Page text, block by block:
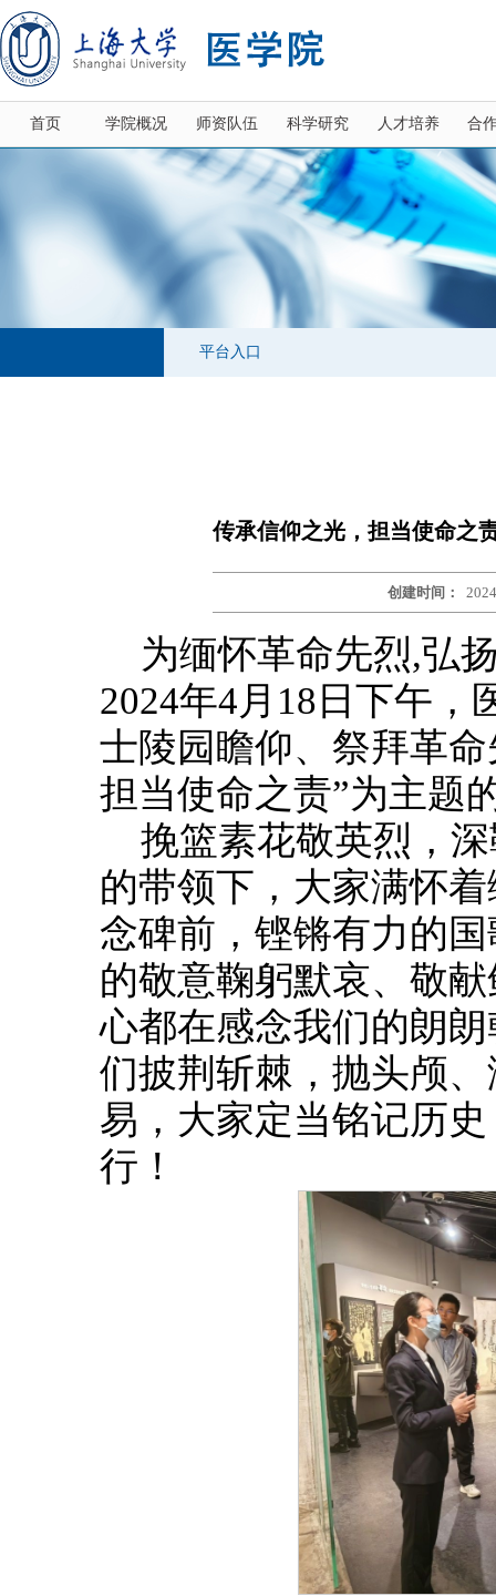
首页 学院概况 师资队伍 科学研究 人才培养 合
平台入口
传承信仰之光，担当使命
创建时间：
为缅怀革命先烈,弘
2024年4月18日下午，
士陵园瞻仰、祭拜革
担当使命之责”为主题
挽篮素花敬英烈，
的带领下，大家满怀
念碑前，铿锵有力的
的敬意鞠躬默哀、敬
心都在感念我们的朗
们披荆斩棘，抛头颅
易，大家定当铭记历
行！